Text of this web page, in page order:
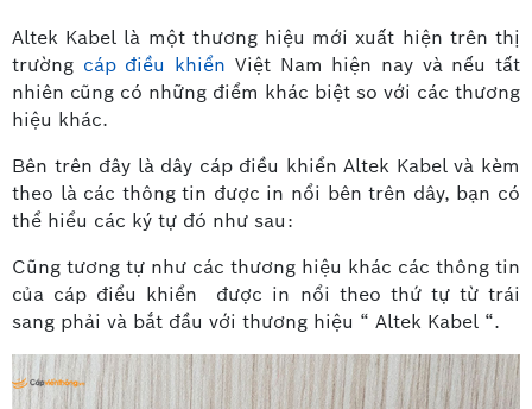
Altek Kabel là một thương hiệu mới xuất hiện trên thị
trường cáp điều khiển Việt Nam hiện nay và nếu tất
nhiên cũng có những điểm khác biệt so với các thương
hiệu khác.
Bên trên đây là dây cáp điều khiển Altek Kabel và kèm
theo là các thông tin được in nổi bên trên dây, bạn có
thể hiểu các ký tự đó như sau:
Cũng tương tự như các thương hiệu khác các thông tin
của cáp điểu khiển được in nổi theo thứ tự từ trái
sang phải và bắt đầu với thương hiệu “ Altek Kabel “.